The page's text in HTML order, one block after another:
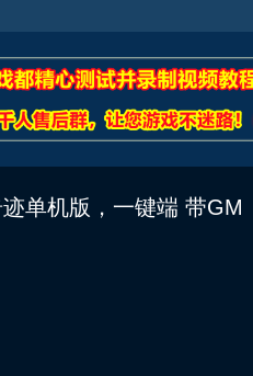
单机版，一键端 带GM